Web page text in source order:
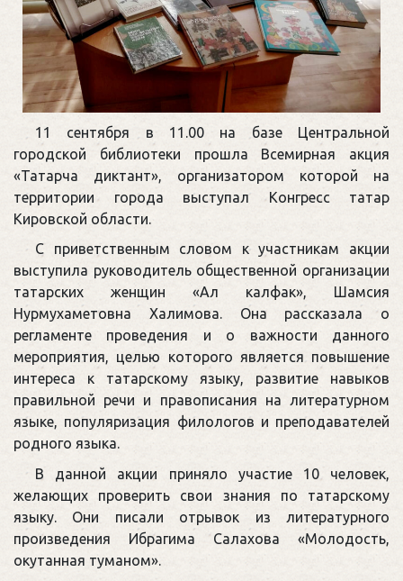
11 сентября в 11.00 на базе Центральной
городской библиотеки прошла Всемирная акция
«Татарча диктант», организатором которой на
территории города выступал Конгресс татар
Кировской области.
С приветственным словом к участникам акции
выступила руководитель общественной организации
татарских женщин «Ал калфак», Шамсия
Нурмухаметовна Халимова. Она рассказала о
регламенте проведения и о важности данного
мероприятия, целью которого является повышение
интереса к татарскому языку, развитие навыков
правильной речи и правописания на литературном
языке, популяризация филологов и преподавателей
родного языка.
В данной акции приняло участие 10 человек,
желающих проверить свои знания по татарскому
языку. Они писали отрывок из литературного
произведения Ибрагима Салахова «Молодость,
окутанная туманом».